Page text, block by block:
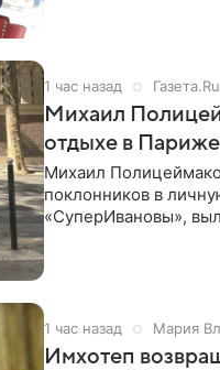
1 час назад Газета.Ru
Михаил
отдыхе в Париже
Михаил
поклонников в
«СуперИвановы»,
1 час назад Мария
Имхотеп